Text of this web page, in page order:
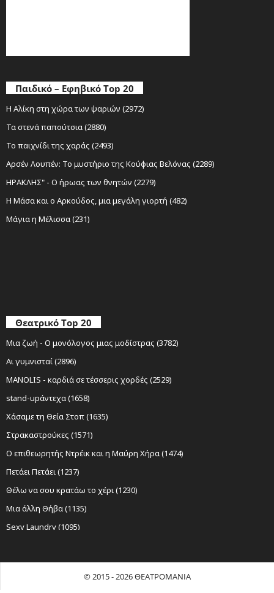
Παιδικό – Εφηβικό Top 20
Η Αλίκη στη χώρα των ψαριών (2972)
Τα στενά παπούτσια (2880)
Το παιχνίδι της χαράς (2493)
Αρσέν Λουπέν: Το μυστήριο της Κούφιας Βελόνας (2289)
ΗΡΑΚΛΗΣ" - Ο ήρωας των θνητών (2279)
Η Μάσα και ο Αρκούδος, μια μεγάλη γιορτή (482)
Μάγια η Μέλισσα (231)
Θεατρικό Top 20
Μια ζωή - Ο μονόλογος μιας μοδίστρας (3782)
Αι γυμνισταί (2896)
MANOLIS - καρδιά σε τέσσερις χορδές (2529)
stand-upάντεχα (1658)
Χάσαμε τη Θεία Στοπ (1635)
Στρακαστρούκες (1571)
Ο επιθεωρητής Ντρέικ και η Μαύρη Χήρα (1474)
Πετάει Πετάει (1237)
Θέλω να σου κρατάω το χέρι (1230)
Μια άλλη Θήβα (1135)
Sexy Laundry (1095)
Ο Σώζων Εαυτόν Σωθήτω (1019)
Όχι Άλλο Κάρβουνο (959)© 2015 - 2026 ΘΕΑΤΡΟΜΑΝΙΑ